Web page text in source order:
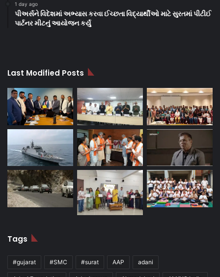
1 day ago
પીઅર્સને વિદેશમાં અભ્યાસ કરવા ઈચ્છતા વિદ્યાર્થીઓ માટે સુરતમાં પીટીઈ
પાર્ટનર મીટનું આયોજન કર્યું
Last Modified Posts
Tags
#gujarat #SMC #surat AAP adani